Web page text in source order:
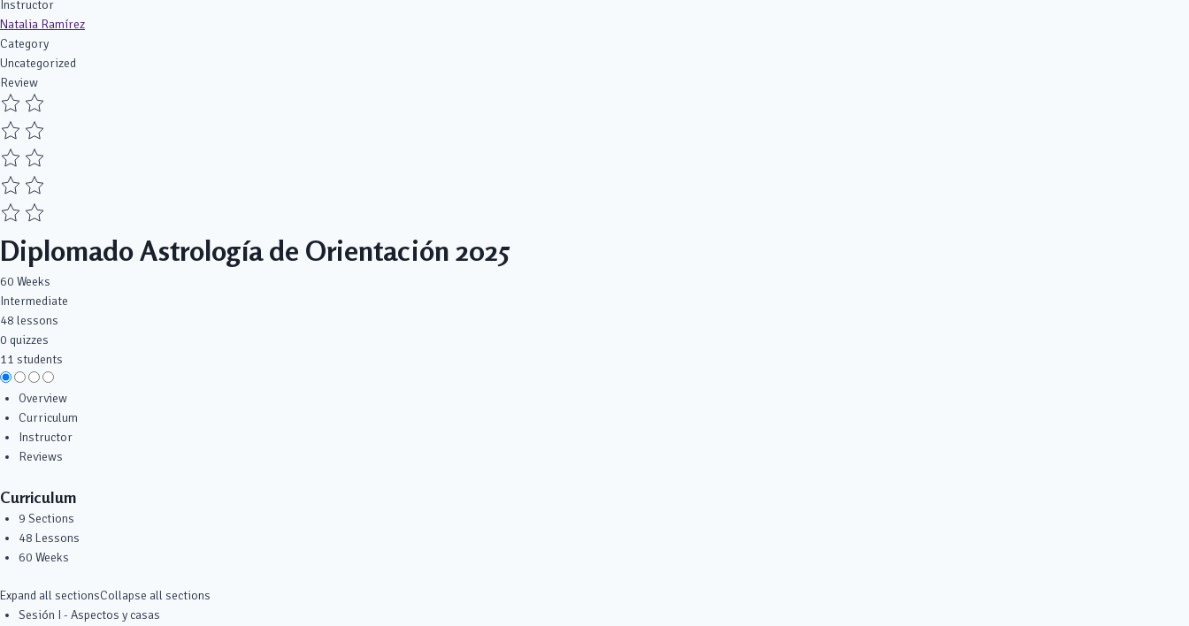
Instructor
Natalia Ramírez
Category
Uncategorized
Review
Diplomado Astrología de Orientación 2025
60 Weeks
Intermediate
48 lessons
0 quizzes
11 students
Overview
Curriculum
Instructor
Reviews
Curriculum
9 Sections
48 Lessons
60 Weeks
Expand all sectionsCollapse all sections
Sesión I - Aspectos y casas